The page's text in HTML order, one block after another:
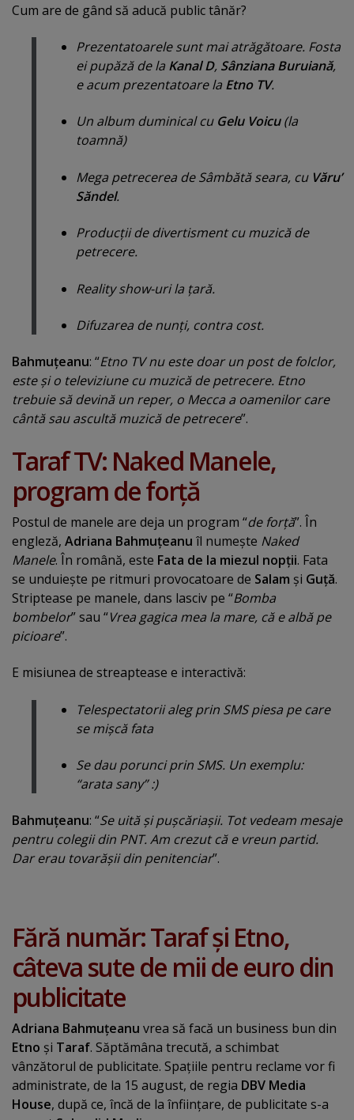
Cum are de gând să aducă public tânăr?
Prezentatoarele sunt mai atrăgătoare. Fosta
ei pupăză de la Kanal D, Sânziana Buruiană,
e acum prezentatoare la Etno TV.
Un album duminical cu Gelu Voicu(la
toamnă)
Mega petrecerea de Sâmbătă seara, cu Văru’
Săndel.
Producţii de divertisment cu muzică de
petrecere.
Reality show-uri la ţară.
Difuzarea de nunţi, contra cost.
Bahmuţeanu: “Etno TV nu este doar un post de folclor,
este şi o televiziune cu muzică de petrecere. Etno
trebuie să devină un reper, o Mecca a oamenilor care
cântă sau ascultă muzică de petrecere”.
Taraf TV: Naked Manele,
program de forţă
Postul de manele are deja un program “de forţă”. În
engleză, Adriana Bahmuţeanu îl numeşte Naked
Manele. În română, este Fata de la miezul nopţii. Fata
se unduieşte pe ritmuri provocatoare de Salam şi Guţă.
Striptease pe manele, dans lasciv pe “Bomba
bombelor” sau “Vrea gagica mea la mare, că e albă pe
picioare”.
E misiunea de streaptease e interactivă:
Telespectatorii aleg prin SMS piesa pe care
se mişcă fata
Se dau porunci prin SMS. Un exemplu:
“arata sany” :)
Bahmuţeanu: “Se uită şi puşcăriaşii. Tot vedeam mesaje
pentru colegii din PNT. Am crezut că e vreun partid.
Dar erau tovarăşii din penitenciar”.
Fără număr: Taraf şi Etno,
câteva sute de mii de euro din
publicitate
Adriana Bahmuţeanu vrea să facă un business bun din
Etno şi Taraf. Săptămâna trecută, a schimbat
vânzătorul de publicitate. Spaţiile pentru reclame vor fi
administrate, de la 15 august, de regia DBV Media
House, după ce, încă de la înfiinţare, de publicitate s-a